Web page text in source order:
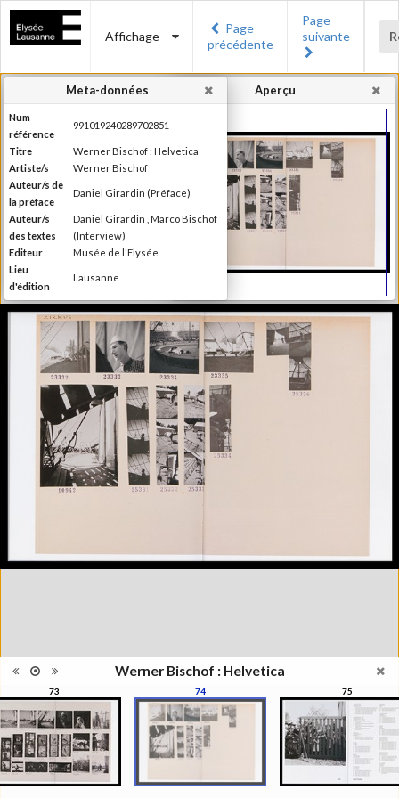
Affichage
Page
précédente
Page
suivante
Werner Bischof : Helvetica
73 74 75
Aperçu
Meta-données
Num
référence
991019240289702851
Titre
Werner Bischof : Helvetica
Artiste/s
Werner Bischof
Auteur/s de
la préface
Daniel Girardin (Préface)
Auteur/s
des textes
Daniel Girardin , Marco Bischof
(Interview)
Editeur
Musée de l'Elysée
Lieu
d'édition
Lausanne
Date
d'édition
2016
Information
Publié à l'occasion de
l'exposition : "Werner Bischof :
Helvetica", Musée de l'Elysée,
Lausanne, 27 janvier - 1er mai
2016
Catégorie
Revues, Journaux
Type de
Relié
Information
images
Noir & Blanc
Langues
Anglais